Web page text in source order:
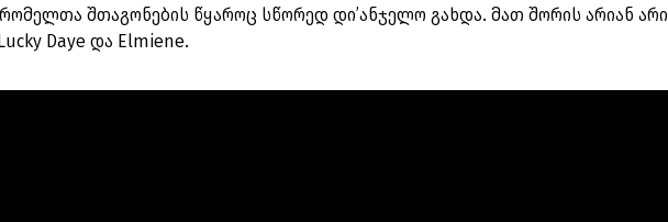
შთაგონების წყაროც სწორედ დი’ანჯელო გახდა. მათ შორის არიან არი
Daye და Elmiene.